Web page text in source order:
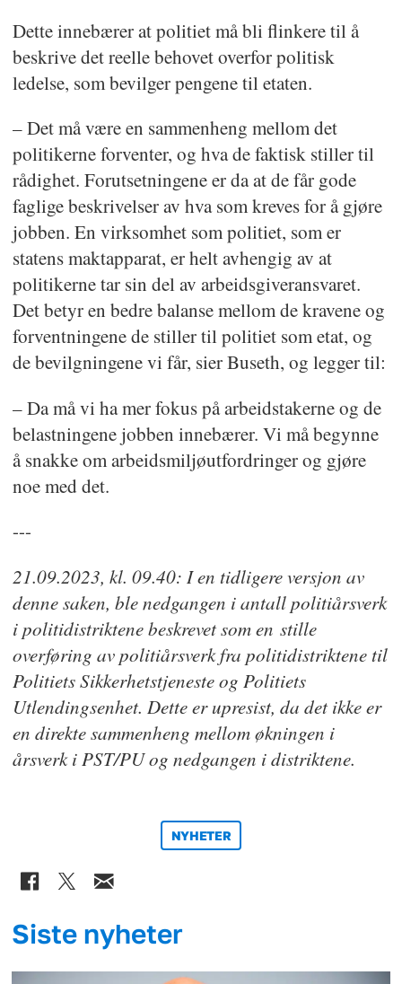
Dette innebærer at politiet må bli flinkere til å
beskrive det reelle behovet overfor politisk
ledelse, som bevilger pengene til etaten.
– Det må være en sammenheng mellom det
politikerne forventer, og hva de faktisk stiller til
rådighet. Forutsetningene er da at de får gode
faglige beskrivelser av hva som kreves for å gjøre
jobben. En virksomhet som politiet, som er
statens maktapparat, er helt avhengig av at
politikerne tar sin del av arbeidsgiveransvaret.
Det betyr en bedre balanse mellom de kravene og
forventningene de stiller til politiet som etat, og
de bevilgningene vi får, sier Buseth, og legger til:
– Da må vi ha mer fokus på arbeidstakerne og de
belastningene jobben innebærer. Vi må begynne
å snakke om arbeidsmiljøutfordringer og gjøre
noe med det.
---
21.09.2023, kl. 09.40: I en tidligere versjon av
denne saken, ble nedgangen i antall politiårsverk
i politidistriktene beskrevet som en stille
overføring av politiårsverk fra politidistriktene til
Politiets Sikkerhetstjeneste og Politiets
Utlendingsenhet. Dette er upresist, da det ikke er
en direkte sammenheng mellom økningen i
årsverk i PST/PU og nedgangen i distriktene.
NYHETER
Siste nyheter